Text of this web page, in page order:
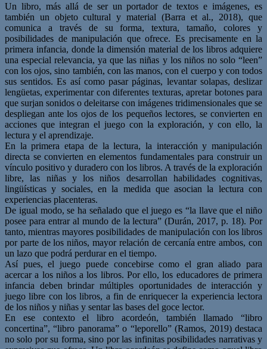
Un libro, más allá de ser un portador de textos e imágenes, es
también un objeto cultural y material (Barra et al., 2018), que
comunica a través de su forma, textura, tamaño, colores y
posibilidades de manipulación que ofrece. Es precisamente en la
primera infancia, donde la dimensión material de los libros adquiere
una especial relevancia, ya que las niñas y los niños no solo “leen”
con los ojos, sino también, con las manos, con el cuerpo y con todos
sus sentidos. Es así como pasar páginas, levantar solapas, deslizar
lengüetas, experimentar con diferentes texturas, apretar botones para
que surjan sonidos o deleitarse con imágenes tridimensionales que se
despliegan ante los ojos de los pequeños lectores, se convierten en
acciones que integran el juego con la exploración, y con ello, la
lectura y el aprendizaje.
En la primera etapa de la lectura, la interacción y manipulación
directa se convierten en elementos fundamentales para construir un
vínculo positivo y duradero con los libros. A través de la exploración
libre, las niñas y los niños desarrollan habilidades cognitivas,
lingüísticas y sociales, en la medida que asocian la lectura con
experiencias placenteras.
De igual modo, se ha señalado que el juego es “la llave que el niño
posee para entrar al mundo de la lectura” (Durán, 2017, p. 18). Por
tanto, mientras mayores posibilidades de manipulación con los libros
por parte de los niños, mayor relación de cercanía entre ambos, con
un lazo que podrá perdurar en el tiempo.
Así pues, el juego puede concebirse como el gran aliado para
acercar a los niños a los libros. Por ello, los educadores de primera
infancia deben brindar múltiples oportunidades de interacción y
juego libre con los libros, a fin de enriquecer la experiencia lectora
de los niños y niñas y sentar las bases del goce lector.
En ese contexto el libro acordeón, también llamado “libro
concertina”, “libro panorama” o “leporello” (Ramos, 2019) destaca
no solo por su forma, sino por las infinitas posibilidades narrativas y